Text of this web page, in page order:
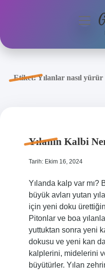
Anasayfa
Etiket:Yılanlar nasıl yürür
Yılanın Kalbi
Tarih: Ekim 16, 2024
Yılanda kalp var mı?
büyük avları yutan
için yeni doku
Pitonlar ve boa
yuttuktan sonra yeni
dokusu ve yeni kan
kalplerini, midelerini
büyütürler. Yılan